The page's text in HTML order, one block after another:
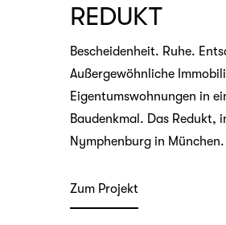
REDUKT
Bescheidenheit. Ruhe.
Außergewöhnliche
Eigentumswohnungen in
Baudenkmal. Das Redukt,
Nymphenburg in München.
Zum Projekt